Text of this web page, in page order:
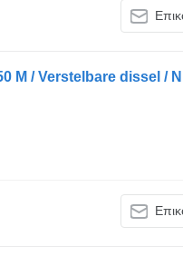
M / Verstelbare dissel /